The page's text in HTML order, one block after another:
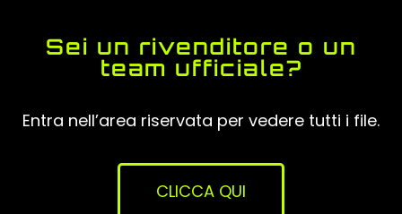
Sei un rivenditore o un
team ufficiale?
Entra nell’area riservata per vedere tutti i file.
CLICCA QUI